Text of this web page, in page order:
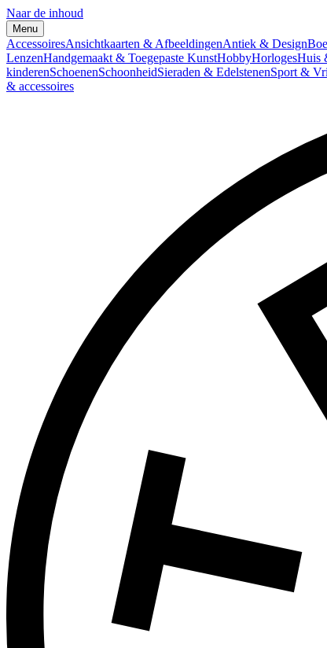
Naar de inhoud
Menu
AccessoiresAnsichtkaarten & AfbeeldingenAntiek & Design
LenzenHandgemaakt & Toegepaste KunstHobbyHorlogesHuis
kinderenSchoenenSchoonheidSieraden & EdelstenenSport &
& accessoires